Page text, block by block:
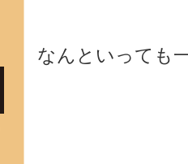
なんといっても